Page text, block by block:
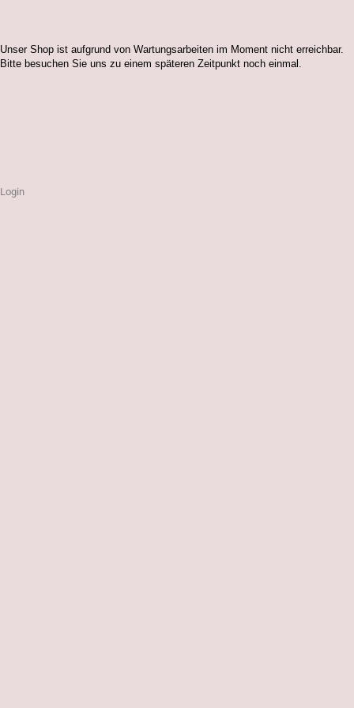
Unser Shop ist aufgrund von Wartungsarbeiten im Moment nicht erreichbar.
Bitte besuchen Sie uns zu einem späteren Zeitpunkt noch einmal.
Login